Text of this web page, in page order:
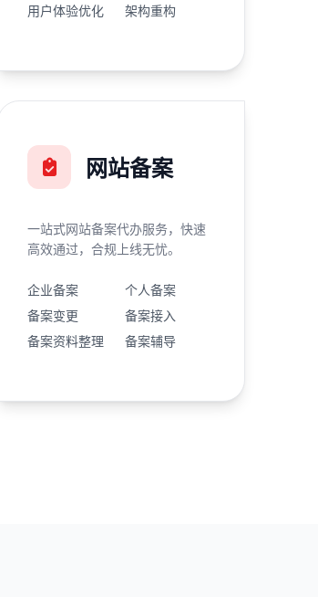
用户体验优化
架构重构
网站备案
一站式网站备案代办服务，快速
高效通过，合规上线无忧。
企业备案
个人备案
备案变更
备案接入
备案资料整理
备案辅导